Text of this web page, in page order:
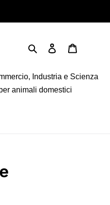
Cerca Accedi
Industria e Scienza
animali domestici